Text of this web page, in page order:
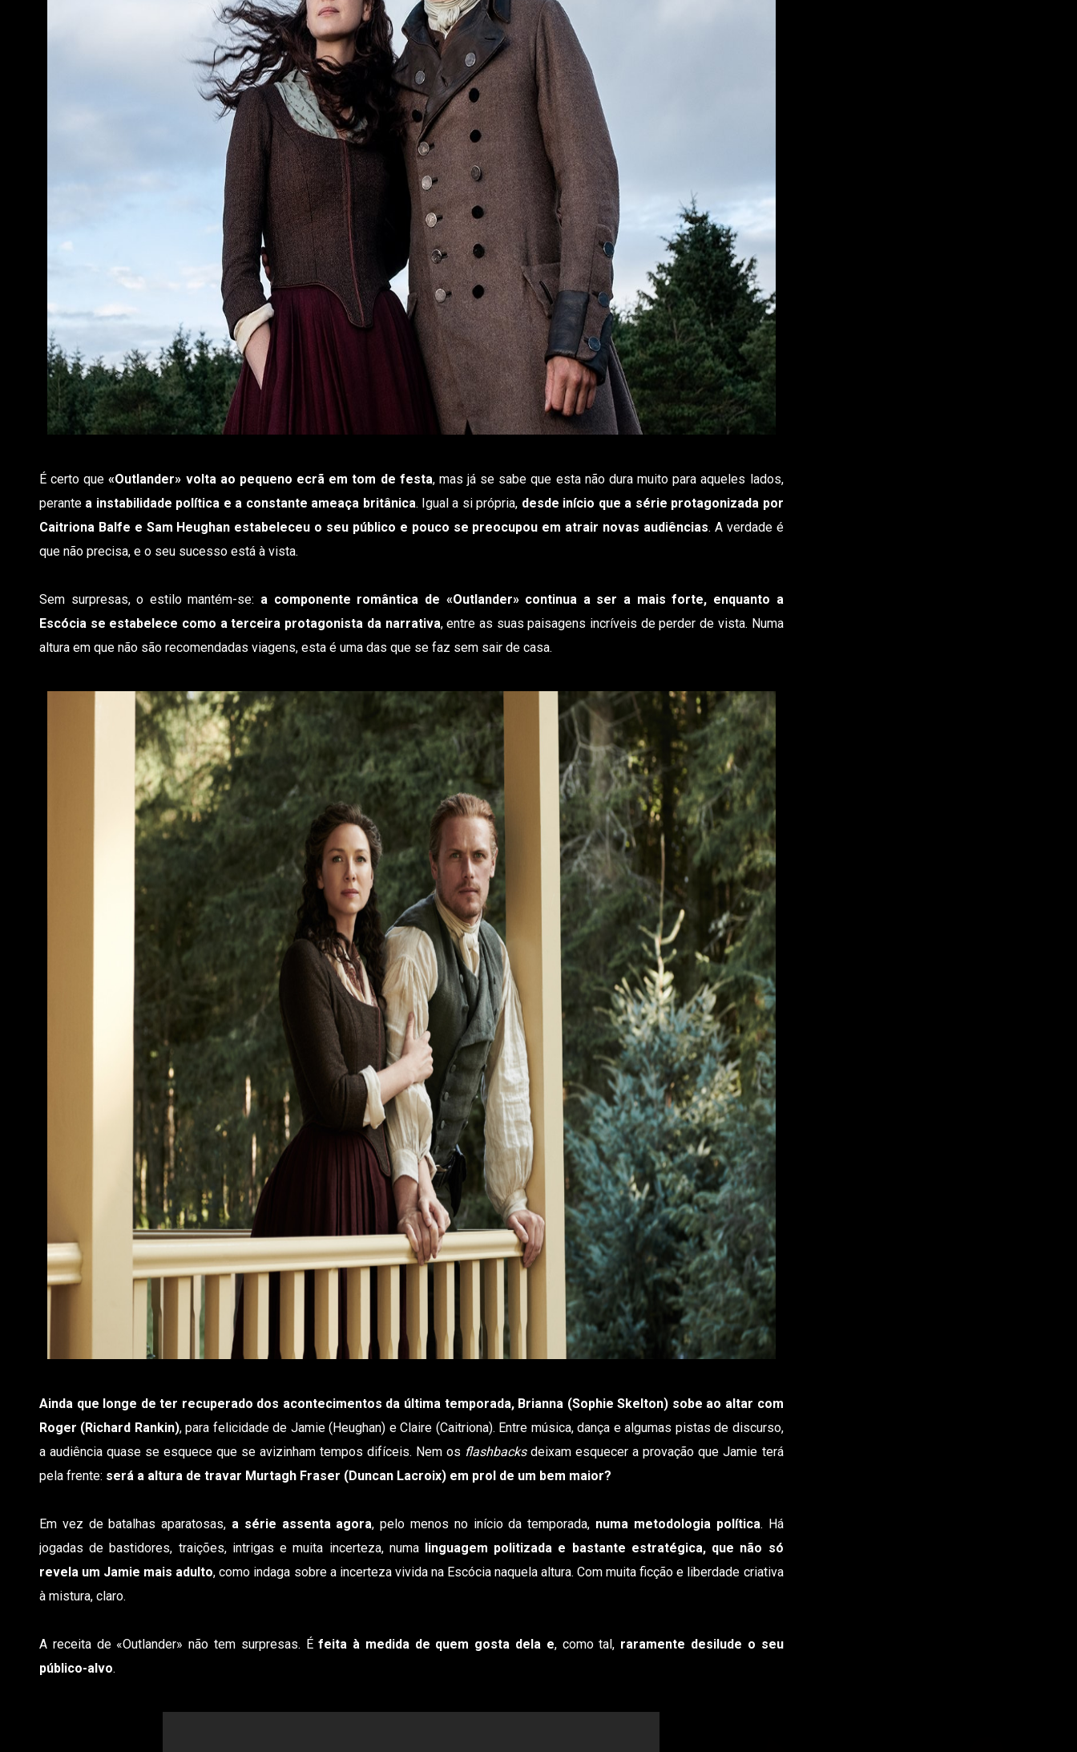
É certo que«Outlander» volta ao pequeno ecrã em tom de festa, mas já se sabe que esta não dura muito para aqueles lados,
perante a instabilidade política e a constante ameaça britânica. Igual a si própria, desde início que a série protagonizada por
Caitriona Balfe e Sam Heughan estabeleceu o seu público e pouco se preocupou em atrair novas audiências. A verdade é
que não precisa, e o seu sucesso está à vista.
Sem surpresas, o estilo mantém-se: a componente romântica de «Outlander» continua a ser a mais forte, enquanto a
Escócia se estabelece como a terceira protagonista da narrativa, entre as suas paisagens incríveis de perder de vista. Numa
altura em que não são recomendadas viagens, esta é uma das que se faz sem sair de casa.
Ainda que longe de ter recuperado dos acontecimentos da última temporada, Brianna (Sophie Skelton) sobe ao altar com
Roger (Richard Rankin), para felicidade de Jamie (Heughan) e Claire (Caitriona). Entre música, dança e algumas pistas de discurso,
a audiência quase se esquece que se avizinham tempos difíceis. Nem os flashbacksdeixam esquecer a provação que Jamie terá
pela frente: será a altura de travar Murtagh Fraser (Duncan Lacroix) em prol de um bem maior?
Em vez de batalhas aparatosas, a série assenta agora, pelo menos no início da temporada, numa metodologia política. Há
jogadas de bastidores, traições, intrigas e muita incerteza, numa linguagem politizada e bastante estratégica, que não só
revela um Jamie mais adulto, como indaga sobre a incerteza vivida na Escócia naquela altura. Com muita ficção e liberdade criativa
à mistura, claro.
A receita de «Outlander» não tem surpresas. Éfeita à medida de quem gosta dela e, como tal, raramente desilude o seu
público-alvo.